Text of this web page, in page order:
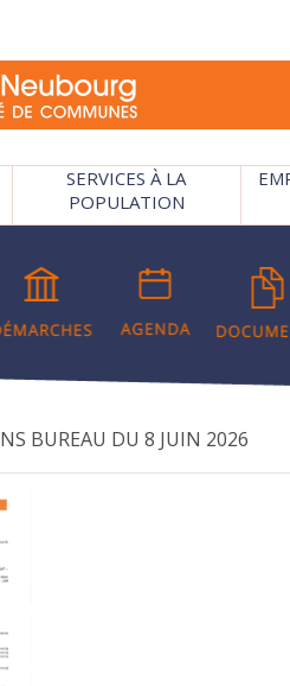
SERVICES À LA
POPULATION
BUREAU DU 8 JUIN 2026